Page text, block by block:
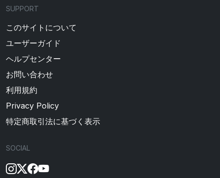
SUPPORT
このサイトについて
ユーザーガイド
ヘルプセンター
お問い合わせ
利用規約
Privacy Policy
特定商取引法に基づく表示
SOCIAL